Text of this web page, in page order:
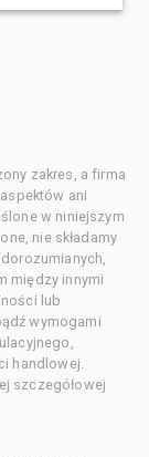
zakres, a firma
ani
w niniejszym
nie składamy
między innymi
lub
wymogami
handlowej.
szczegółowej